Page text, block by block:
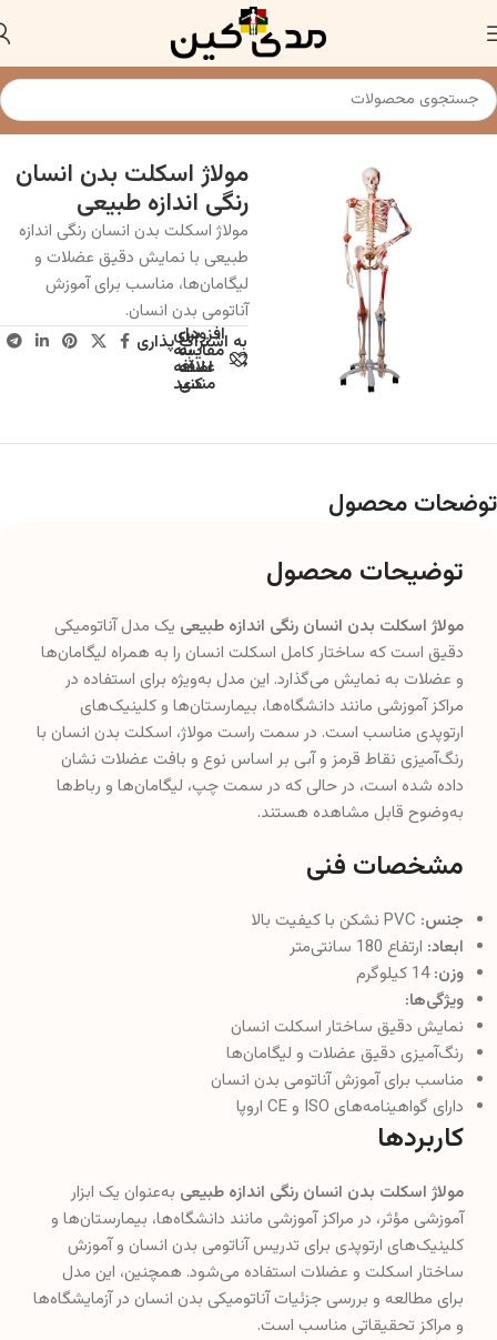
خانه مولاژو ماکت اسکلت و استخوان
مولاژ اسکلت بدن انسان
رنگی اندازه طبیعی
مولاژ اسکلت بدن انسان رنگی اندازه
طبیعی با نمایش دقیق عضلات و
لیگامان‌ها، مناسب برای آموزش
آناتومی بدن انسان.
برای
مقایسه
اضافه
کنید
افزودن
به
علاقه
مندی
به اشتراک پذاری
توضحات محصول
توضیحات محصول
مولاژ اسکلت بدن انسان رنگی اندازه طبیعی یک مدل آناتومیکی
دقیق است که ساختار کامل اسکلت انسان را به همراه لیگامان‌ها
و عضلات به نمایش می‌گذارد. این مدل به‌ویژه برای استفاده در
مراکز آموزشی مانند دانشگاه‌ها، بیمارستان‌ها و کلینیک‌های
ارتوپدی مناسب است. در سمت راست مولاژ، اسکلت بدن انسان با
رنگ‌آمیزی نقاط قرمز و آبی بر اساس نوع و بافت عضلات نشان
داده شده است، در حالی که در سمت چپ، لیگامان‌ها و رباط‌ها
به‌وضوح قابل مشاهده هستند.
مشخصات فنی
جنس:
ابعاد: ارتفاع 180 سانتی‌متر
وزن:14 کیلوگرم
ویژگی‌ها:
نمایش دقیق ساختار اسکلت انسان
رنگ‌آمیزی دقیق عضلات و لیگامان‌ها
مناسب برای آموزش آناتومی بدن انسان
دارای گواهینامه‌های ISO و CE اروپا
کاربردها
مولاژ اسکلت بدن انسان رنگی اندازه طبیعی به‌عنوان یک ابزار
آموزشی مؤثر، در مراکز آموزشی مانند دانشگاه‌ها، بیمارستان‌ها و
کلینیک‌های ارتوپدی برای تدریس آناتومی بدن انسان و آموزش
ساختار اسکلت و عضلات استفاده می‌شود. همچنین، این مدل
برای مطالعه و بررسی جزئیات آناتومیکی بدن انسان در آزمایشگاه‌ها
و مراکز تحقیقاتی مناسب است.